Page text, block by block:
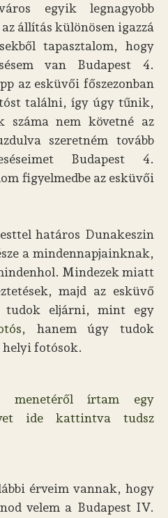
egyik legnagyobb
állítás különösen igazzá
tapasztalom, hogy
van Budapest 4.
az esküvői főszezonban
találni, így úgy tűnik,
száma nem követné az
szeretném tovább
Budapest 4.
figyelmedbe az esküvői
határos Dunakeszin
a mindennapjainknak,
Mindezek miatt
majd az esküvő
tudok eljárni, mint egy
, hanem úgy tudok
fotósok.
menetéről írtam egy
ide kattintva tudsz
érveim vannak, hogy
velem a Budapest IV.